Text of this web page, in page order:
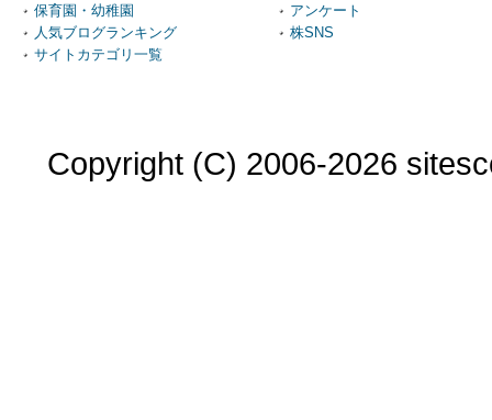
保育園・幼稚園
人気ブログランキング
サイトカテゴリ一覧
アンケート
株SNS
Copyright (C) 2006-2026